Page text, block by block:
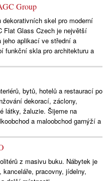
Group
skel pro moderní
Flat Glass Czech je největší
jeho aplikací ve střední a
funkční skla pro architekturu a
bytů, hotelů a restaurací po
dekorací, záclony,
látky, žaluzie. Šijeme na
a maloobchod garnýží a
z masivu buku. Nábytek je
pracovny, jídelny,